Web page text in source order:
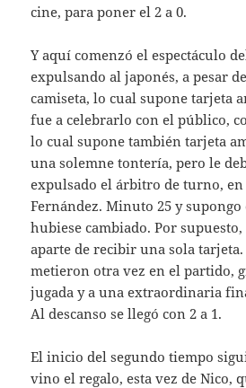
cine, para poner el 2 a 0.
Y aquí comenzó el espectáculo
expulsando al japonés, a pesar
camiseta, lo cual supone tarjeta
fue a celebrarlo con el público,
lo cual supone también tarjeta
una solemne tontería, pero le
expulsado el árbitro de turno, en
Fernández. Minuto 25 y
hubiese cambiado. Por supuesto,
aparte de recibir una sola
metieron otra vez en el partido,
jugada y a una extraordinaria
Al descanso se llegó con 2 a 1.
El inicio del segundo tiempo
vino el regalo, esta vez de Nico,